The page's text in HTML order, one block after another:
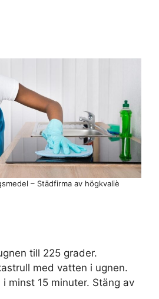
till 225 grader.
med vatten i ugnen.
minst 15 minuter. Stäng av
– Städfirma av högkvaliè